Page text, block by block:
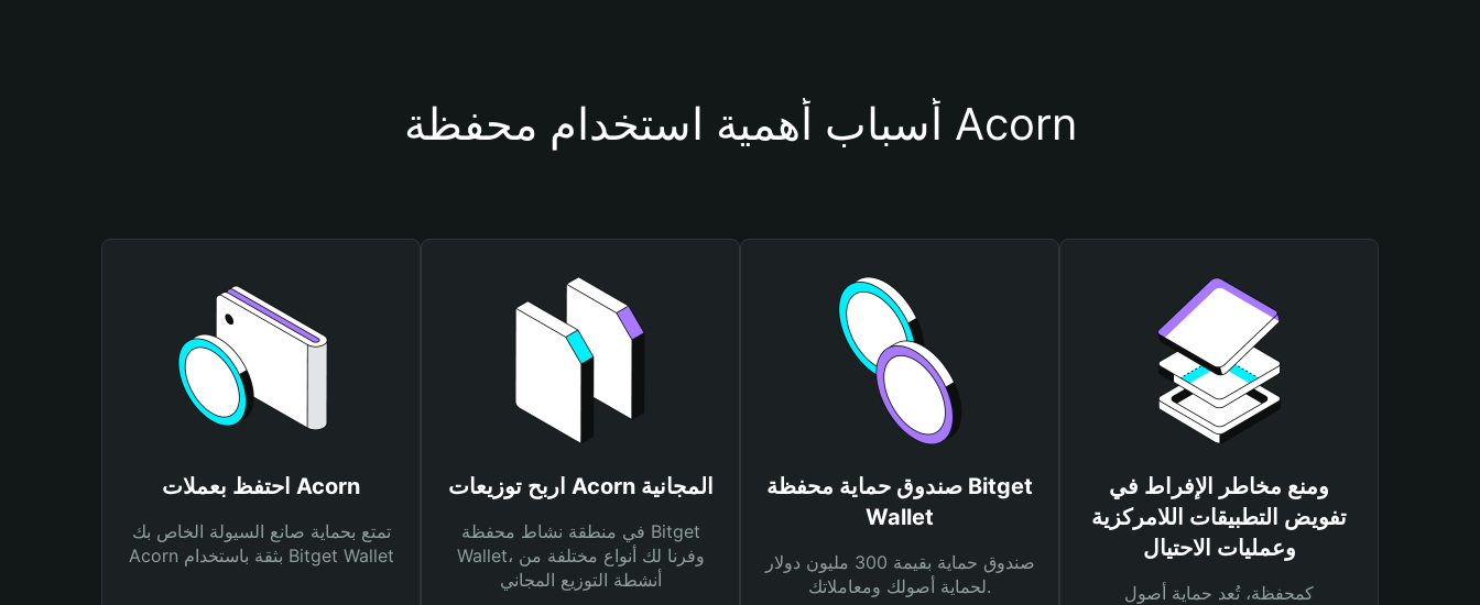
أسباب أهمية استخدام محفظة Acorn
احتفظ بعملات Acorn
تمتع بحماية صانع السيولة الخاص بك
Acorn بثقة باستخدام Bitget Wallet
اربح توزيعات Acorn المجانية
في منطقة نشاط محفظة Bitget
Wallet، وفرنا لك أنواع مختلفة من
أنشطة التوزيع المجاني
صندوق حماية محفظة Bitget
Wallet
صندوق حماية بقيمة 300 مليون دولار
لحماية أصولك ومعاملاتك.
ومنع مخاطر الإفراط في
تفويض التطبيقات اللامركزية
وعمليات الاحتيال
كمحفظة، تُعد حماية أصول